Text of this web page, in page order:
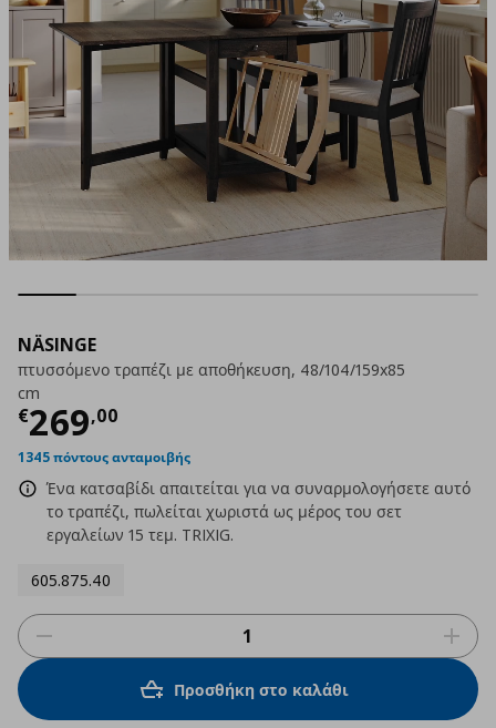
NÄSINGE
πτυσσόμενο τραπέζι με αποθήκευση, 48/104/159x85
cm
€269,00
Τρέχουσα τιμή
1345 πόντους ανταμοιβής
Ένα κατσαβίδι απαιτείται για να συναρμολογήσετε αυτό
το τραπέζι, πωλείται χωριστά ως μέρος του σετ
εργαλείων 15 τεμ. TRIXIG.
605.875.40
Προσθήκη στο καλάθι